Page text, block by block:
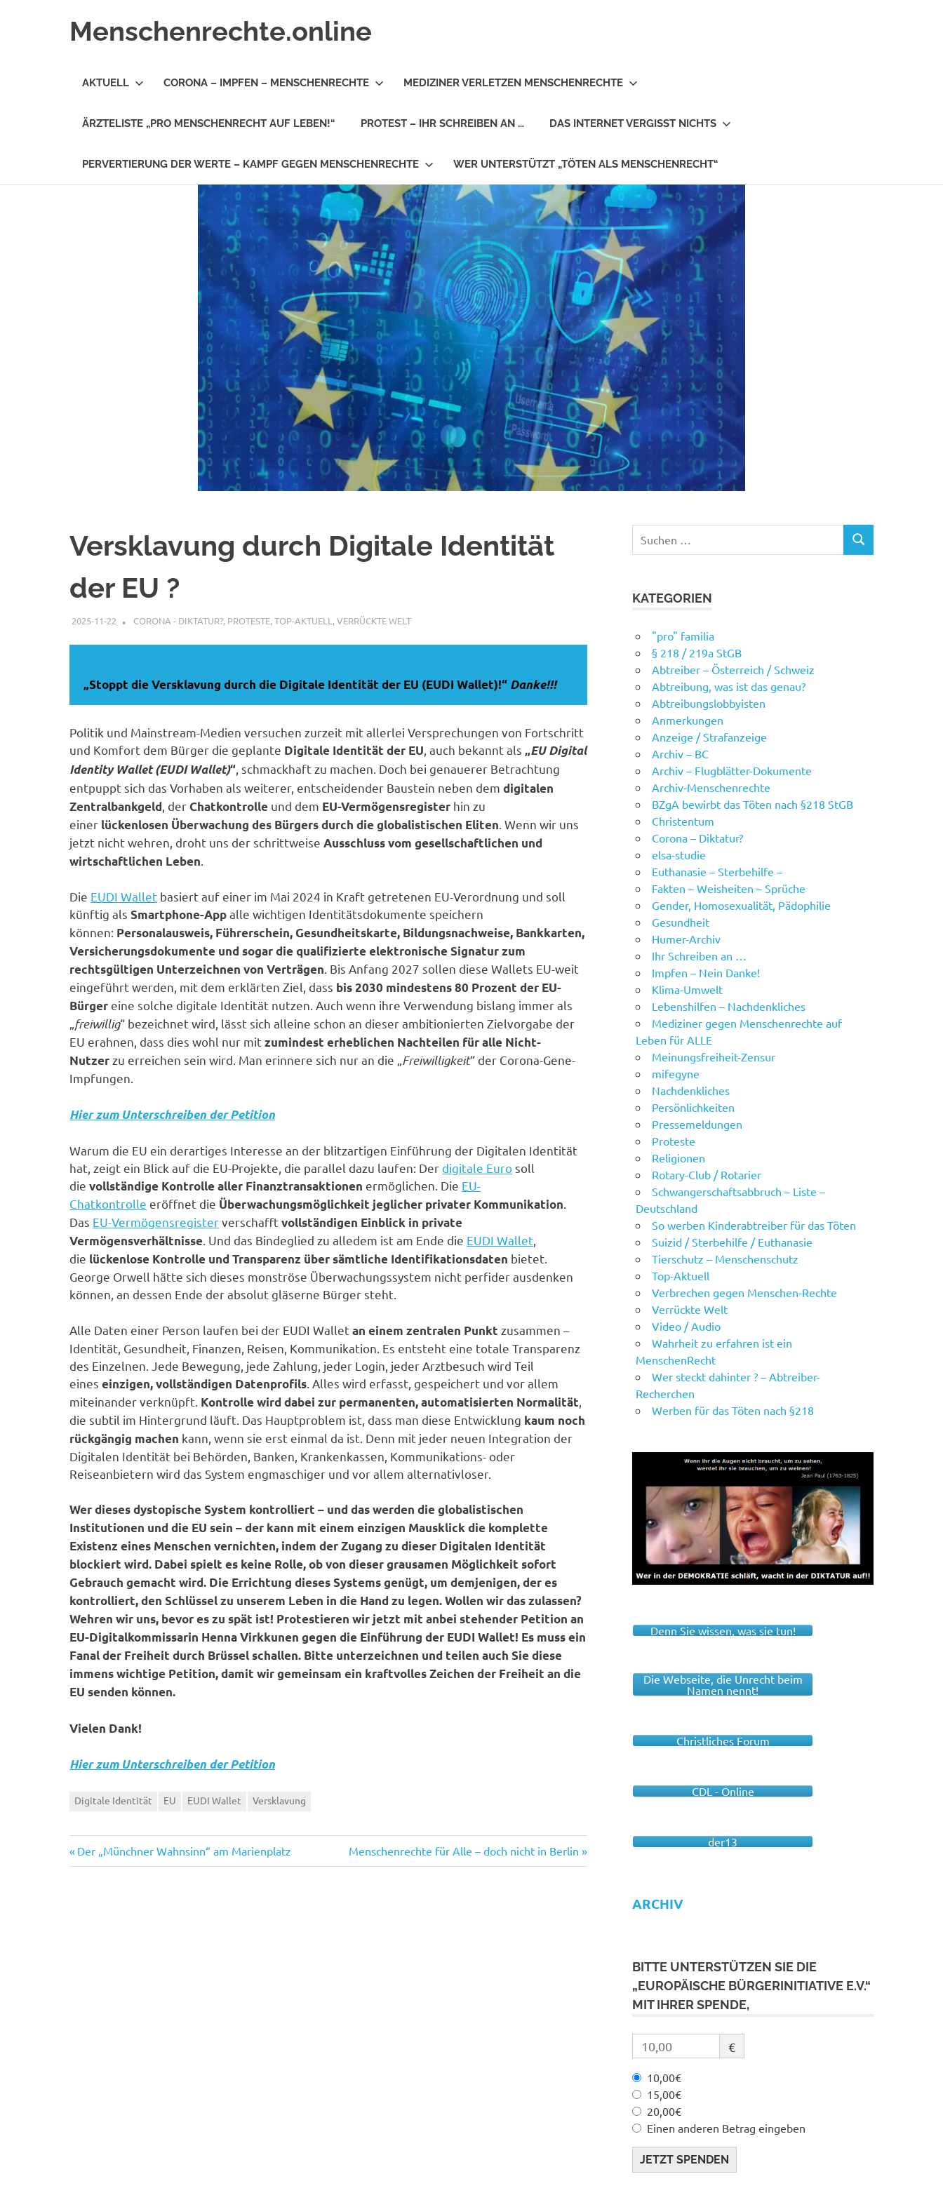
Menschenrechte.online
alle
Geborene
AKTUELL CORONA – IMPFEN – MENSCHENRECHTE MEDIZINER VERLETZEN MENSCHENRECHTE
ÄRZTELISTE „PRO MENSCHENRECHT AUF LEBEN!“ PROTEST – IHR SCHREIBEN AN … DAS INTERNET VERGISST NICHTS
PERVERTIERUNG DER WERTE – KAMPF GEGEN MENSCHENRECHTE WER UNTERSTÜTZT „TÖTEN ALS MENSCHENRECHT“
Versklavung durch Digitale Identität
der EU ?
2025-11-22 XX
CORONA - DIKTATUR?, PROTESTE,TOP-AKTUELL ,VERRÜCKTE WELT
„Stoppt die Versklavung durch die Digitale Identität der EU (EUDI Wallet)!“ Danke!!!
Politik und Mainstream-Medien versuchen zurzeit mit allerlei Versprechungen von Fortschritt
und Komfort dem Bürger die geplante Digitale Identität der EU , auch bekannt als „EU Digital
Identity Wallet (EUDI Wallet)“ , schmackhaft zu machen. Doch bei genauerer Betrachtung
entpuppt sich das Vorhaben als weiterer, entscheidender Baustein neben demdigitalen
Zentralbankgeld , der Chatkontrolle und dem EU-Vermögensregister hin zu
einer lückenlosen Überwachung des Bürgers durch die globalistischen Eliten . Wenn wir uns
jetzt nicht wehren, droht uns der schrittweise Ausschluss vom gesellschaftlichen und
wirtschaftlichen Leben
Die EUDI Wallet basiert auf einer im Mai 2024 in Kraft getretenen EU-Verordnung und soll
künftig alsSmartphone-Appalle wichtigen Identitätsdokumente speichern
können: Personalausweis, Führerschein, Gesundheitskarte, Bildungsnachweise, Bankkarten,
Versicherungsdokumente und sogar die qualifizierte elektronische Signatur zum
rechtsgültigen Unterzeichnen von Verträgen . Bis Anfang 2027 sollen diese Wallets EU-weit
eingeführt werden, mit dem erklärten Ziel, dass bis 2030 mindestens 80 Prozent der EU-
Bürger eine solche digitale Identität nutzen. Auch wenn ihre Verwendung bislang immer als
freiwillig“ bezeichnet wird, lässt sich alleine schon an dieser ambitionierten Zielvorgabe der
EU erahnen, dass dies wohl nur mitzumindest erheblichen Nachteilen für alle Nicht-
Nutzerzu erreichen sein wird. Man erinnere sich nur an die „ Freiwilligkeit“ der Corona-Gene-
Impfungen.
Hier zum Unterschreiben der Petition
Warum die EU ein derartiges Interesse an der blitzartigen Einführung der Digitalen Identität
hat, zeigt ein Blick auf die EU-Projekte, die parallel dazu laufen: Derdigitale Euro soll
dievollständige Kontrolle aller Finanztransaktionen ​ ermöglichen. Die EU-
Chatkontrolle eröffnet die Überwachungsmöglichkeit jeglicher privater Kommunikation
Das EU-Vermögensregisterverschafftvollständigen Einblick in private
Vermögensverhältnisse . Und das Bindeglied zu alledem ist am Ende die EUDI Wallet
die lückenlose Kontrolle und Transparenz über sämtliche Identifikationsdaten bietet.
George Orwell hätte sich dieses monströse Überwachungssystem nicht perfider ausdenken
können, an dessen Ende der absolut gläserne Bürger steht.
Alle Daten einer Person laufen bei der EUDI Walletan einem zentralen Punkt zusammen –
Identität, Gesundheit, Finanzen, Reisen, Kommunikation. Es entsteht eine totale Transparenz
des Einzelnen. Jede Bewegung, jede Zahlung, jeder Login, jeder Arztbesuch wird Teil
eineseinzigen, vollständigen Datenprofils . Alles wird erfasst, gespeichert und vor allem
miteinander verknüpft. Kontrolle wird dabei zur permanenten, automatisierten Normalität
die subtil im Hintergrund läuft. Das Hauptproblem ist, dass man diese Entwicklung kaum noch
rückgängig machen kann, wenn sie erst einmal da ist. Denn mit jeder neuen Integration der
Digitalen Identität bei Behörden, Banken, Krankenkassen, Kommunikations- oder
Reiseanbietern wird das System engmaschiger und vor allem alternativloser.
Wer dieses dystopische System kontrolliert – und das werden die globalistischen
Institutionen und die EU sein – der kann mit einem einzigen Mausklick die komplette
Existenz eines Menschen vernichten, indem der Zugang zu dieser Digitalen Identität
blockiert wird. Dabei spielt es keine Rolle, ob von dieser grausamen Möglichkeit sofort
Gebrauch gemacht wird. Die Errichtung dieses Systems genügt, um demjenigen, der es
kontrolliert, den Schlüssel zu unserem Leben in die Hand zu legen. Wollen wir das zulassen?
Wehren wir uns, bevor es zu spät ist! Protestieren wir jetzt mit anbei stehender Petition an
EU-Digitalkommissarin Henna Virkkunen gegen die Einführung der EUDI Wallet! Es muss ein
Fanal der Freiheit durch Brüssel schallen. Bitte unterzeichnen und teilen auch Sie diese
immens wichtige Petition, damit wir gemeinsam ein kraftvolles Zeichen der Freiheit an die
EU senden können.
Vielen Dank!
Hier zum Unterschreiben der Petition
Digitale Identität EU EUDI Wallet Versklavung
Beitragsnavigation
Vorheriger
Beitrag:
Der „Münchner Wahnsinn“ am Marienplatz
Nächster
Beitrag:
Menschenrechte für Alle – doch nicht in Berlin
Suchen
SUCHEN
KATEGORIEN
"pro" familia
§ 218 / 219a StGB
Abtreiber – Österreich / Schweiz
Abtreibung, was ist das genau?
Abtreibungslobbyisten
Anmerkungen
Anzeige / Strafanzeige
Archiv – BC
Archiv – Flugblätter-Dokumente
Archiv-Menschenrechte
BZgA bewirbt das Töten nach §218 StGB
Christentum
Corona – Diktatur?
elsa-studie
Euthanasie – Sterbehilfe –
Fakten – Weisheiten – Sprüche
Gender, Homosexualität, Pädophilie
Gesundheit
Humer-Archiv
Ihr Schreiben an …
Impfen – Nein Danke!
Klima-Umwelt
Lebenshilfen – Nachdenkliches
Mediziner gegen Menschenrechte auf
Leben für ALLE
Meinungsfreiheit-Zensur
mifegyne
Nachdenkliches
Persönlichkeiten
Pressemeldungen
Proteste
Religionen
Rotary-Club / Rotarier
Schwangerschaftsabbruch – Liste –
Deutschland
So werben Kinderabtreiber für das Töten
Suizid / Sterbehilfe / Euthanasie
Tierschutz – Menschenschutz
Top-Aktuell
Verbrechen gegen Menschen-Rechte
Verrückte Welt
Video / Audio
Wahrheit zu erfahren ist ein
MenschenRecht
Wer steckt dahinter ? – Abtreiber-
Recherchen
Werben für das Töten nach §218
Denn Sie wissen, was sie tun!
Die Webseite, die Unrecht beim
Namen nennt!
Christliches Forum
CDL - Online
der13
ARCHIV
BITTE UNTERSTÜTZEN SIE DIE
„EUROPÄISCHE BÜRGERINITIATIVE E.V.“
MIT IHRER SPENDE,
€
10,00€
15,00€
20,00€
Einen anderen Betrag eingeben
JETZT SPENDEN